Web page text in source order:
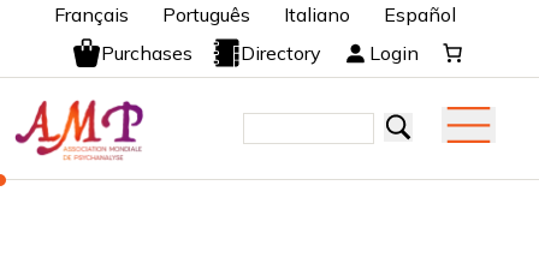
Français Português Italiano
Español
Purchases
Directory Login